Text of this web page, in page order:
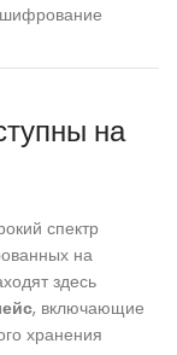
на
спектр
на
здесь
, включающие
хранения